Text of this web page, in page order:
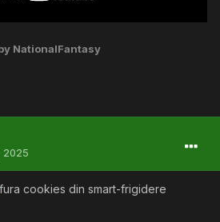
NationalFantasy
2025
fura cookies din smart-frigidere